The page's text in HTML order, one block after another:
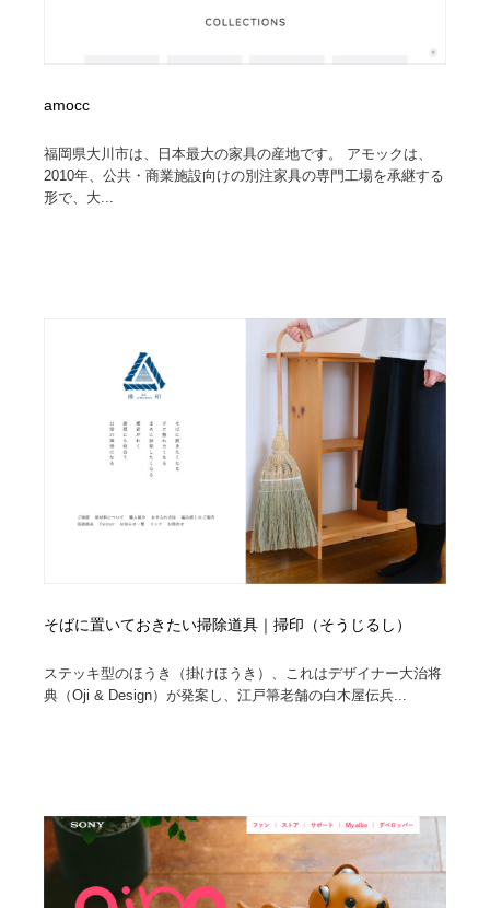
amocc
福岡県大川市は、日本最大の家具の産地です。 アモックは、
2010年、公共・商業施設向けの別注家具の専門工場を承継する
形で、大...
そばに置いておきたい掃除道具｜掃印（そうじるし）
ステッキ型のほうき（掛けほうき）、これはデザイナー大治将
典（Oji & Design）が発案し、江戸箒老舗の白木屋伝兵...